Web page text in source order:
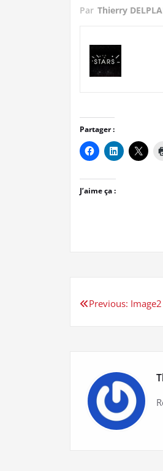
Par Thierry
Partager :
J’aime ça :
Navigation
l’article
Previous: Image2